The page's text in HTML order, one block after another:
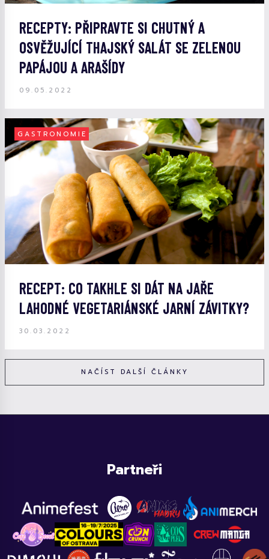
RECEPTY: PŘIPRAVTE SI CHUTNÝ A
OSVĚŽUJÍCÍ THAJSKÝ SALÁT SE ZELENOU
PAPÁJOU A ARAŠÍDY
09.05.2022
GASTRONOMIE
RECEPT: CO TAKHLE SI DÁT NA JAŘE
LAHODNÉ VEGETARIÁNSKÉ JARNÍ ZÁVITKY?
30.03.2022
NAČÍST DALŠÍ ČLÁNKY
Partneři